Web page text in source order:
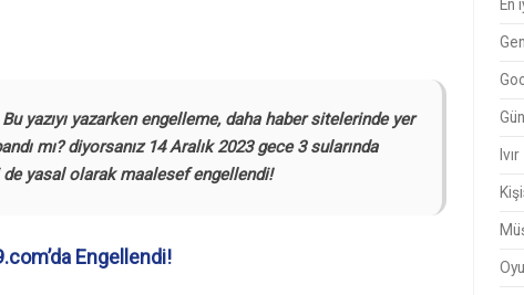
yazıyı yazarken engelleme, daha haber sitelerinde yer
mı? diyorsanız 14 Aralık 2023 gece 3 sularında
yasal olarak maalesef engellendi!
Engellendi!
En